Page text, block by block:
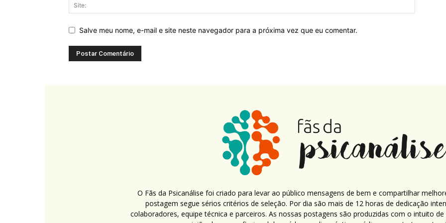
Salve meu nome, e-mail e site neste navegador para a próxima vez que eu comentar.
O Fãs da Psicanálise foi criado para levar ao público mensagens de bem e compartilhar
postagem segue sérios critérios de seleção. Por dia são mais de 12 horas de dedicação
colaboradores, equipe técnica e parceiros. As nossas postagens são produzidas com o intuito